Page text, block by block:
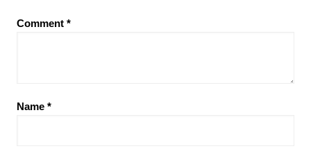
Comment *
Name *